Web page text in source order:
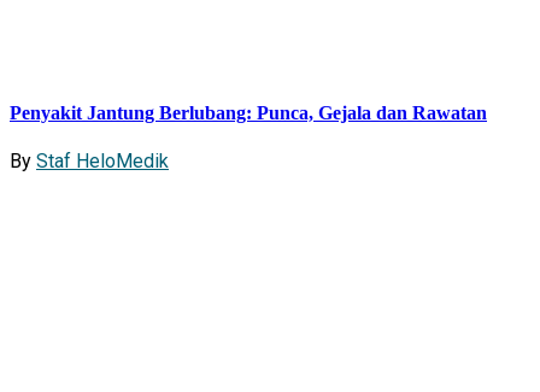
Penyakit Jantung Berlubang: Punca, Gejala dan Rawatan
By Staf HeloMedik